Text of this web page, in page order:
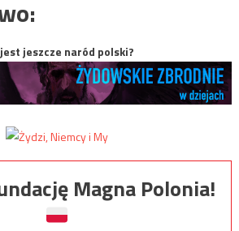
jest jeszcze naród polski?
Magna Polonia!